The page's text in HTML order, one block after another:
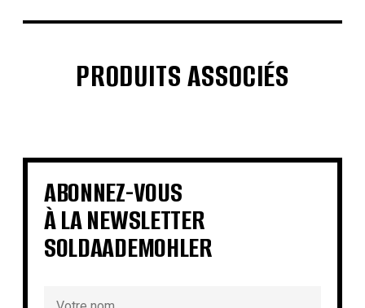
PRODUITS ASSOCIÉS
€ €
€ €
€ €
ABONNEZ-VOUS
À LA NEWSLETTER
SOLDAADEMOHLER